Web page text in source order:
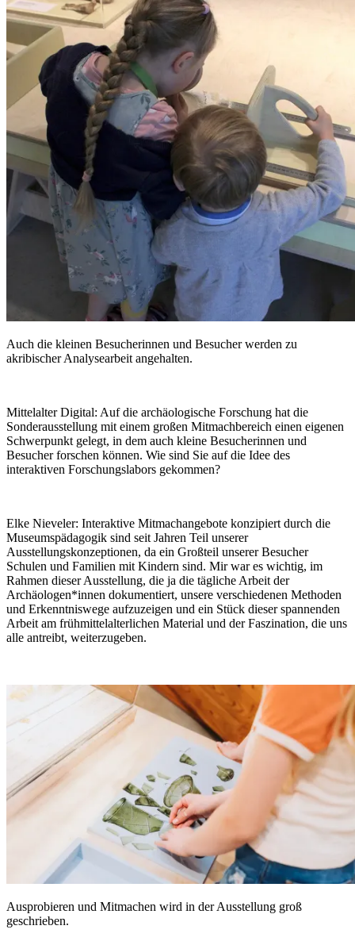
Auch die kleinen Besucherinnen und Besucher werden zu
akribischer Analysearbeit angehalten.
Mittelalter Digital: Auf die archäologische Forschung hat die
Sonderausstellung mit einem großen Mitmachbereich einen eigenen
Schwerpunkt gelegt, in dem auch kleine Besucherinnen und
Besucher forschen können. Wie sind Sie auf die Idee des
interaktiven Forschungslabors gekommen?
Elke Nieveler: Interaktive Mitmachangebote konzipiert durch die
Museumspädagogik sind seit Jahren Teil unserer
Ausstellungskonzeptionen, da ein Großteil unserer Besucher
Schulen und Familien mit Kindern sind. Mir war es wichtig, im
Rahmen dieser Ausstellung, die ja die tägliche Arbeit der
Archäologen*innen dokumentiert, unsere verschiedenen Methoden
und Erkenntniswege aufzuzeigen und ein Stück dieser spannenden
Arbeit am frühmittelalterlichen Material und der Faszination, die uns
alle antreibt, weiterzugeben.
Ausprobieren und Mitmachen wird in der Ausstellung groß
geschrieben.